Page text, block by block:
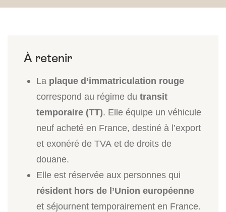
La plaque d’immatriculation rouge
correspond au régime du transit
temporaire (TT). Elle équipe un véhicule
neuf acheté en France, destiné à l’export
et exonéré de TVA et de droits de
douane.
Elle est réservée aux personnes qui
résident hors de l’Union européenne
et séjournent temporairement en France.